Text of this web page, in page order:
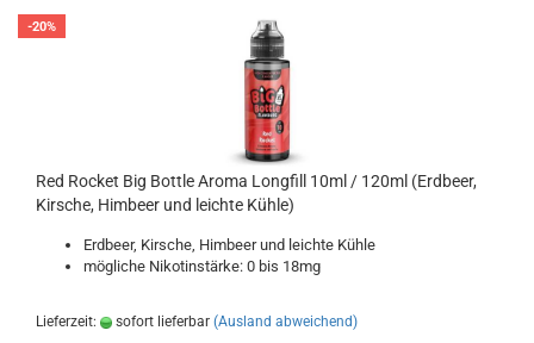
-20%
Red Rocket Big Bottle Aroma Longfill 10ml / 120ml (Erdbeer,
Kirsche, Himbeer und leichte Kühle)
Erdbeer, Kirsche, Himbeer und leichte Kühle
mögliche Nikotinstärke: 0 bis 18mg
Lieferzeit: sofort lieferbar (Ausland abweichend)